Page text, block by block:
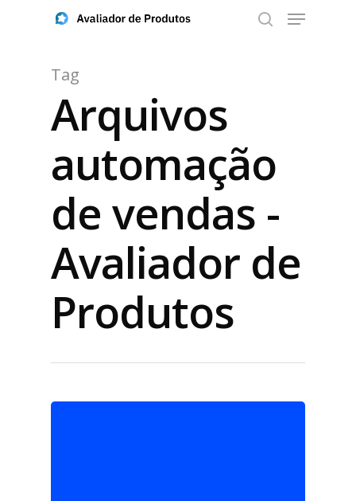
Aperte ENTER para buscar ou ESC para fechar
Tag
Arquivos
automação
de vendas -
Avaliador de
Produtos